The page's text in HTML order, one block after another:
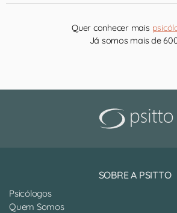
Quer conhecer mais
Já somos mais de
SOBRE A PSITTO
Psicólogos
Quem Somos